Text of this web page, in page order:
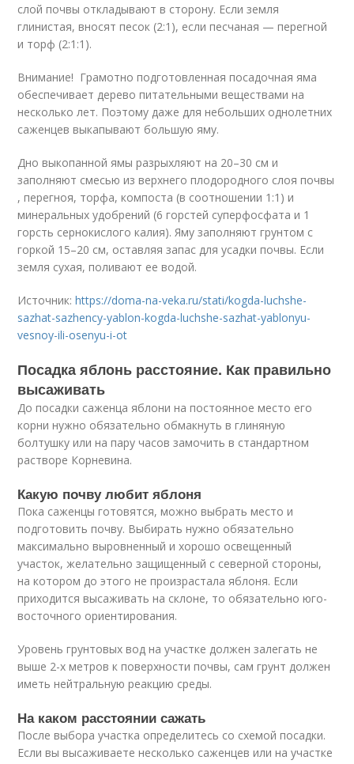
слой почвы откладывают в сторону. Если земля
глинистая, вносят песок (2:1), если песчаная — перегной
и торф (2:1:1).
Внимание! Грамотно подготовленная посадочная яма
обеспечивает дерево питательными веществами на
несколько лет. Поэтому даже для небольших однолетних
саженцев выкапывают большую яму.
Дно выкопанной ямы разрыхляют на 20–30 см и
заполняют смесью из верхнего плодородного слоя почвы
, перегноя, торфа, компоста (в соотношении 1:1) и
минеральных удобрений (6 горстей суперфосфата и 1
горсть сернокислого калия). Яму заполняют грунтом с
горкой 15–20 см, оставляя запас для усадки почвы. Если
земля сухая, поливают ее водой.
Источник:https://doma-na-veka.ru/stati/kogda-luchshe-
sazhat-sazhency-yablon-kogda-luchshe-sazhat-yablonyu-
vesnoy-ili-osenyu-i-ot
Посадка яблонь расстояние. Как правильно
высаживать
До посадки саженца яблони на постоянное место его
корни нужно обязательно обмакнуть в глиняную
болтушку или на пару часов замочить в стандартном
растворе Корневина.
Какую почву любит яблоня
Пока саженцы готовятся, можно выбрать место и
подготовить почву. Выбирать нужно обязательно
максимально выровненный и хорошо освещенный
участок, желательно защищенный с северной стороны,
на котором до этого не произрастала яблоня. Если
приходится высаживать на склоне, то обязательно юго-
восточного ориентирования.
Уровень грунтовых вод на участке должен залегать не
выше 2-х метров к поверхности почвы, сам грунт должен
иметь нейтральную реакцию среды.
На каком расстоянии сажать
После выбора участка определитесь со схемой посадки.
Если вы высаживаете несколько саженцев или на участке